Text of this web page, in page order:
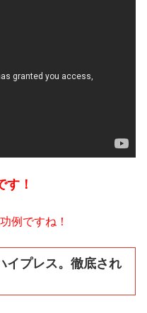
す！
例ですね！
イプレス。徹底され